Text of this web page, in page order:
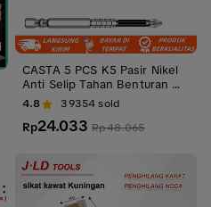
CASTA 5 PCS K5 Pasir Nikel
Anti Selip Tahan Benturan Ma
ta Obeng Torsi Ph2 Mata Obe
ng Kelas Industri Mata Obeng
Angin Magnet Kuat
4.8 39354sold
Rp24.033 Rp48.065